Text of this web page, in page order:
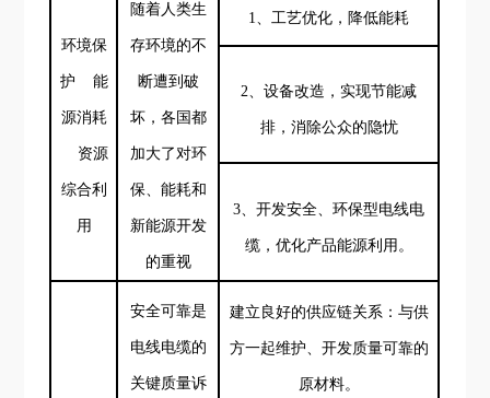
环境保
护 能
源消耗
资源
综合利
用
随着人类生
存环境的不
断遭到破
坏，各国都
加大了对环
保、能耗和
新能源开发
的重视
1、工艺优化，降低能耗
2、设备改造，实现节能减
排，消除公众的隐忧
3、开发安全、环保型电线电
缆， 优化产品能源利用 。
安全可靠是
电线电缆的
关键质量诉
建立良好的供应链关系：与供
方一起维护、开发质量可靠的
原材料。